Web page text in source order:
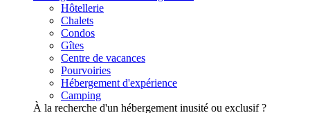
Hôtellerie
Chalets
Condos
Gîtes
Centre de vacances
Pourvoiries
Hébergement d'expérience
Camping
À la recherche d'un hébergement inusité ou exclusif ?